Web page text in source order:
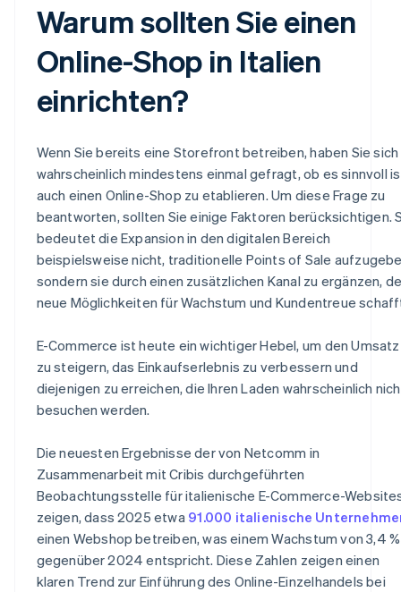
Warum sollten Sie einen
Online-Shop in Italien
einrichten?
Wenn Sie bereits eine Storefront betreiben, haben Sie sich
wahrscheinlich mindestens einmal gefragt, ob es sinnvoll
auch einen Online-Shop zu etablieren. Um diese Frage zu
beantworten, sollten Sie einige Faktoren berücksichtigen.
bedeutet die Expansion in den digitalen Bereich
beispielsweise nicht, traditionelle Points of Sale
sondern sie durch einen zusätzlichen Kanal zu ergänzen,
neue Möglichkeiten für Wachstum und Kundentreue
E-Commerce ist heute ein wichtiger Hebel, um den Umsatz
zu steigern, das Einkaufserlebnis zu verbessern und
diejenigen zu erreichen, die Ihren Laden wahrscheinlich
besuchen werden.
Die neuesten Ergebnisse der von Netcomm in
Zusammenarbeit mit Cribis durchgeführten
Beobachtungsstelle für italienische E-Commerce-
zeigen, dass 2025 etwa 91.000 italienische
einen Webshop betreiben, was einem Wachstum von 3,4 %
gegenüber 2024 entspricht. Diese Zahlen zeigen einen
klaren Trend zur Einführung des Online-Einzelhandels bei